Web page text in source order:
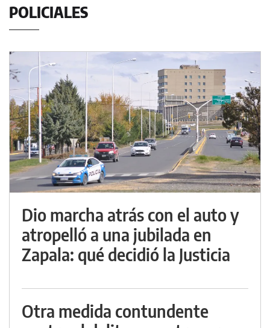
POLICIALES
Dio marcha atrás con el auto y
atropelló a una jubilada en
Zapala: qué decidió la Justicia
Otra medida contundente